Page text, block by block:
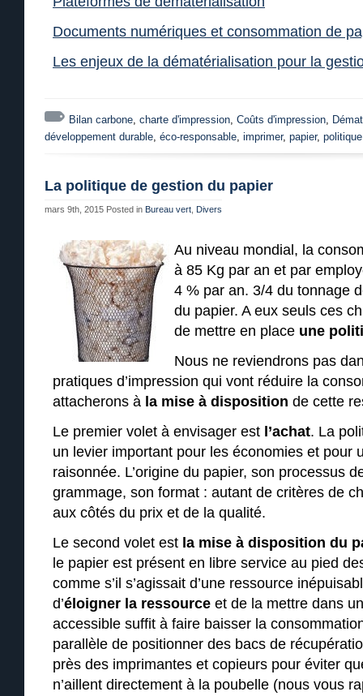
Documents numériques et consommation de
Les enjeux de la dématérialisation pour la
Bilan carbone, charte d'impression, Coûts d'impression,
développement durable, éco-responsable, imprimer, papier,
La politique de gestion du papier
mars 9th, 2015 Posted in Bureau vert Divers
Au niveau mondial, la
à 85 Kg par an et par
4 % par an. 3/4 du tonnage
du papier. A eux seuls ces
de mettre en place une
Nous ne reviendrons pas
pratiques d’impression qui vont réduire la
attacherons à la mise à disposition de cette
Le premier volet à envisager est l’achat. La
un levier important pour les économies et pour
raisonnée. L’origine du papier, son processus
grammage, son format : autant de critères de
aux côtés du prix et de la qualité.
Le second volet est la mise à disposition du
le papier est présent en libre service au pied
comme s’il s’agissait d’une ressource
d’éloigner la ressource et de la mettre dans
accessible suffit à faire baisser la
parallèle de positionner des bacs de
près des imprimantes et copieurs pour éviter
n’aillent directement à la poubelle (nous vous